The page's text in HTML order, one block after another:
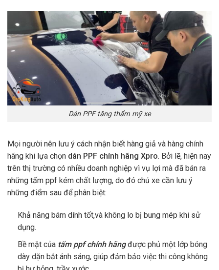
Dán PPF tăng thẩm mỹ xe
Mọi người nên lưu ý cách nhận biết hàng giả và hàng chính
hãng khi lựa chọn dán PPF chính hãng Xpro. Bởi lẽ, hiện nay
trên thị trường có nhiều doanh nghiệp vì vụ lợi mà đã bán ra
những tấm ppf kém chất lượng, do đó chủ xe cần lưu ý
những điểm sau để phân biệt:
Khả năng bám dính tốt,và không lo bị bung mép khi sử
dụng.
Bề mặt của tấm ppf chính hãngđược phủ một lớp bóng
dày dặn bắt ánh sáng, giúp đảm bảo việc thi công không